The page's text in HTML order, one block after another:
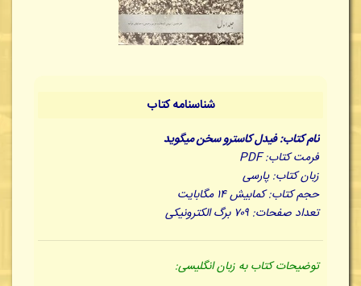
شناسنامه کتاب
نام کتاب: فیدل کاسترو سخن میگوید
فرمت کتاب: PDF
زبان کتاب: پارسی
حجم کتاب: کمابیش ۱۴ مگابایت
تعداد صفحات: ۷۰۹ برگ الکترونیکی
توضیحات کتاب به زبان انگلیسی: